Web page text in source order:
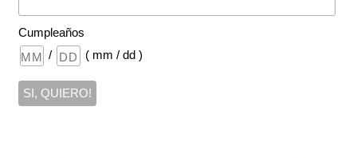
Cumpleaños
/
( mm / dd )